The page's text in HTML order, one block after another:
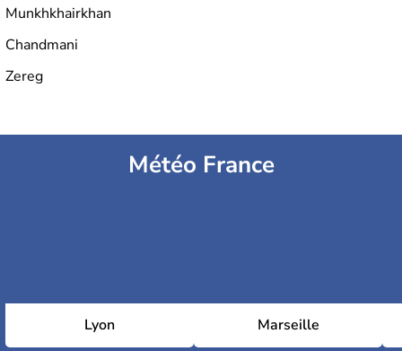
Munkhkhairkhan
Chandmani
Zereg
Météo France
Lyon Marseille